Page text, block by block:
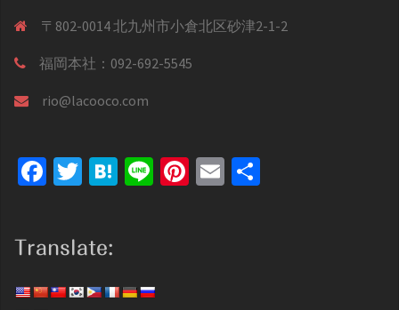
〒802-0014 北九州市小倉北区砂津2-1-2
福岡本社：092-692-5545
rio@lacooco.com
Facebook
Twitter
Hatena
LinePinterest
Email
Translate: